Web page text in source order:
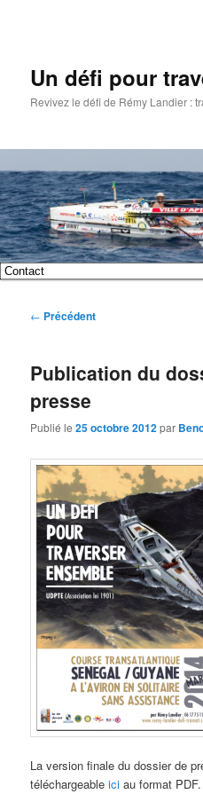
Un défi pour
Revivez le défi de Rémy Landier :
Menu
Aller
au
principal
Aller
au
secondaire
Navigation
← Précédent
Publication du
presse
Publié le25 octobre 2012par
La version finale du dossier de
téléchargeableici au format PDF.